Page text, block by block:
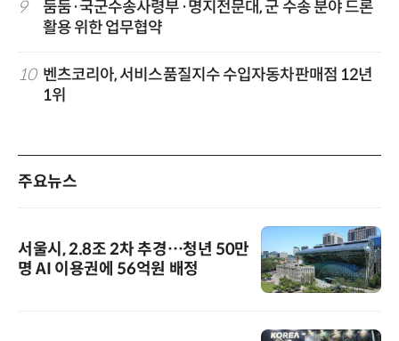
9
둠둠·국군수송사령부·명지전문대, 군 수송 분야 드론
활용 위한 업무협약
10 벤츠코리아, 서비스품질지수 수입자동차판매점 12년
1위
주요뉴스
서울시, 2.8조 2차 추경…청년 50만
명 AI 이용권에 56억원 배정